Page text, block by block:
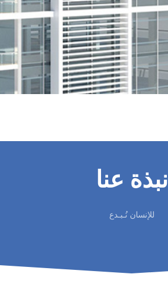
نبذة عنا
للإنسان نُـبـدع